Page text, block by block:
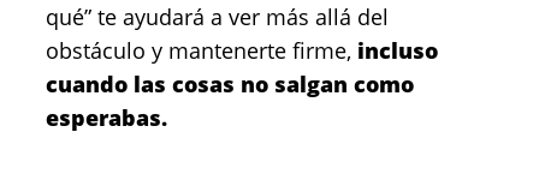
qué” te ayudará a ver más allá del
obstáculo y mantenerte firme, incluso
cuando las cosas no salgan como
esperabas.